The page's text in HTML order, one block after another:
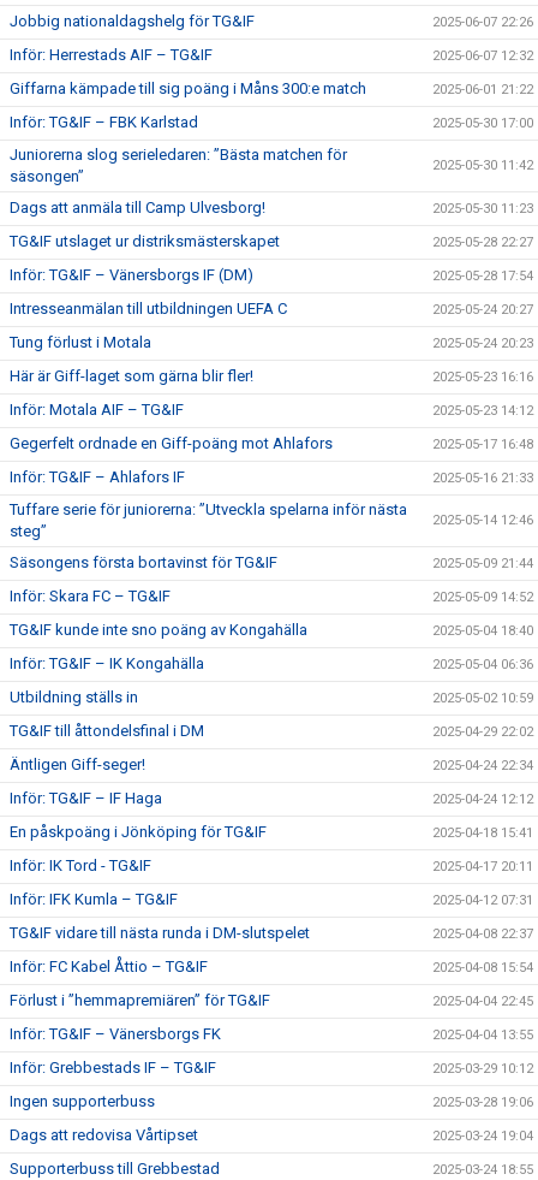
Jobbig nationaldagshelg för TG&IF 2025-06-07 22:26
Inför: Herrestads AIF – TG&IF 2025-06-07 12:32
Giffarna kämpade till sig poäng i Måns 300:e match 2025-06-01 21:22
Inför: TG&IF – FBK Karlstad 2025-05-30 17:00
Juniorerna slog serieledaren: ”Bästa matchen för
säsongen”
2025-05-30 11:42
Dags att anmäla till Camp Ulvesborg! 2025-05-30 11:23
TG&IF utslaget ur distriksmästerskapet 2025-05-28 22:27
Inför: TG&IF – Vänersborgs IF (DM) 2025-05-28 17:54
Intresseanmälan till utbildningen UEFA C 2025-05-24 20:27
Tung förlust i Motala 2025-05-24 20:23
Här är Giff-laget som gärna blir fler! 2025-05-23 16:16
Inför: Motala AIF – TG&IF 2025-05-23 14:12
Gegerfelt ordnade en Giff-poäng mot Ahlafors 2025-05-17 16:48
Inför: TG&IF – Ahlafors IF 2025-05-16 21:33
Tuffare serie för juniorerna: ”Utveckla spelarna inför nästa
steg”
2025-05-14 12:46
Säsongens första bortavinst för TG&IF 2025-05-09 21:44
Inför: Skara FC – TG&IF 2025-05-09 14:52
TG&IF kunde inte sno poäng av Kongahälla 2025-05-04 18:40
Inför: TG&IF – IK Kongahälla 2025-05-04 06:36
Utbildning ställs in 2025-05-02 10:59
TG&IF till åttondelsfinal i DM 2025-04-29 22:02
Äntligen Giff-seger! 2025-04-24 22:34
Inför: TG&IF – IF Haga 2025-04-24 12:12
En påskpoäng i Jönköping för TG&IF 2025-04-18 15:41
Inför: IK Tord - TG&IF 2025-04-17 20:11
Inför: IFK Kumla – TG&IF 2025-04-12 07:31
TG&IF vidare till nästa runda i DM-slutspelet 2025-04-08 22:37
Inför: FC Kabel Åttio – TG&IF 2025-04-08 15:54
Förlust i ”hemmapremiären” för TG&IF 2025-04-04 22:45
Inför: TG&IF – Vänersborgs FK 2025-04-04 13:55
Inför: Grebbestads IF – TG&IF 2025-03-29 10:12
Ingen supporterbuss 2025-03-28 19:06
Dags att redovisa Vårtipset 2025-03-24 19:04
Supporterbuss till Grebbestad 2025-03-24 18:55